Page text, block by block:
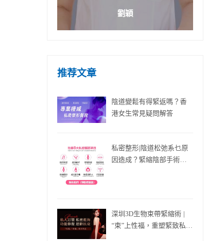
劉穎
推荐文章
陰道變鬆有得緊返嗎？香
港女生常見疑問解答
私密整形|陰道松弛系乜原
因造成？緊縮陰部手術費
深圳3D生物束帶緊縮術 |
“束”上性福，重塑緊致私